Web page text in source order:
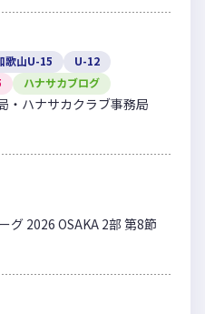
歌山U-15
U-12
ハナサカブログ
・ハナサカクラブ事務局
グ 2026 OSAKA 2部 第8節